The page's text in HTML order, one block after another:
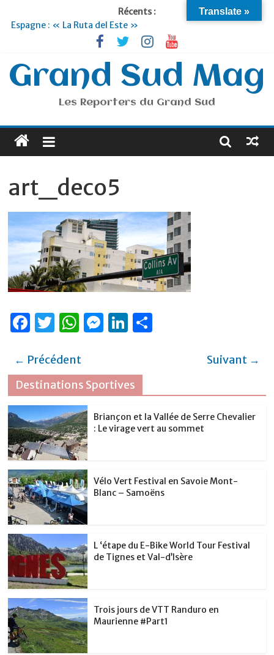
Récents :
Espagne : « La Ruta del Este »
Lyon : « Cirque Imagine »… Retour le 19 Septembre !
Briançon et la Vallée de Serre Chevalier : Le virage vert au
sommet
Je suis en Voyage
Portugal : « Tout l’Alentejo à pied »
Grand Sud Mag
Les Reporters du Grand Sud
art_deco5
F
c
e
b
o
o
k
T
it
te
r
W
at
s
A
p
p
M
e
n
g
Li
e
dI
n
er
← Précédent
Suivant →
Destinations Sportives
Briançon et la Vallée de Serre Chevalier
: Le virage vert au sommet
Vélo Vert Festival en Savoie Mont-
Blanc – Samoëns
L ‘étape du E-Bike World Tour Festival
de Tignes et Val-d’Isère
Trois jours de VTT Randuro en
Maurienne #Part1
Translate »